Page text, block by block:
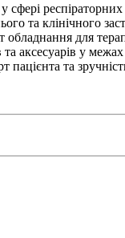
сфері
та клінічного
для
та аксесуарів у
пацієнта та